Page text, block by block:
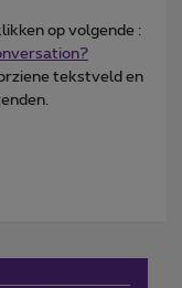
op volgende :
tekstveld en